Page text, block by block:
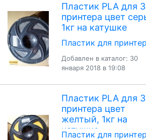
Пластик PLA для
принтера цвет
1кг на катушке
Пластик для
Добавлен в каталог: 30
января 2018 в 19:08
Пластик PLA для
принтера цвет
желтый, 1кг на
катушке
Пластик для